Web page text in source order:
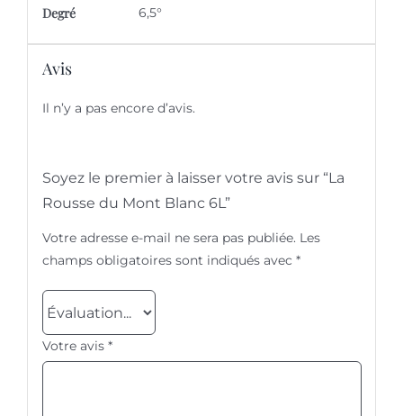
Degré 6,5°
Avis
Il n’y a pas encore d’avis.
Soyez le premier à laisser votre avis sur “La
Rousse du Mont Blanc 6L”
Votre adresse e-mail ne sera pas publiée. Les
champs obligatoires sont indiqués avec *
Votre avis *